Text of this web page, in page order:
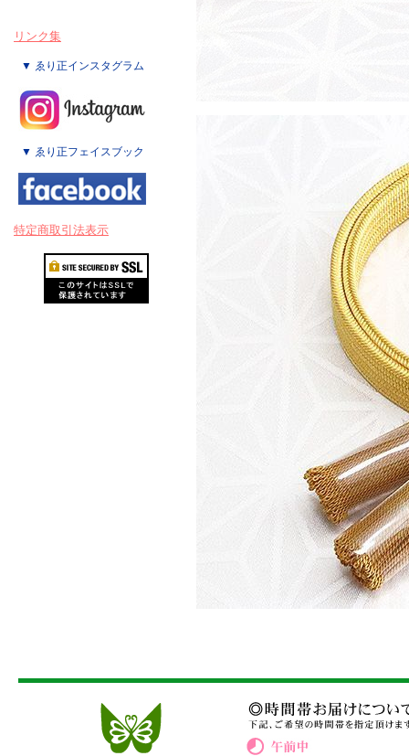
リンク集
▼ ゑり正インスタグラム
▼ ゑり正フェイスブック
特定商取引法表示